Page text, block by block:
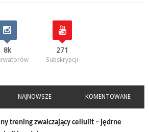
8k 271
Subskrypcji
NAJNOWSZE KOMENTOWANE
trening zwalczający cellulit – jędrne